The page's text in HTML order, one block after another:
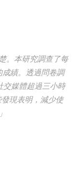
。本研究調查了每
績。透過問卷調
交媒體超過三小時
現表明，減少使